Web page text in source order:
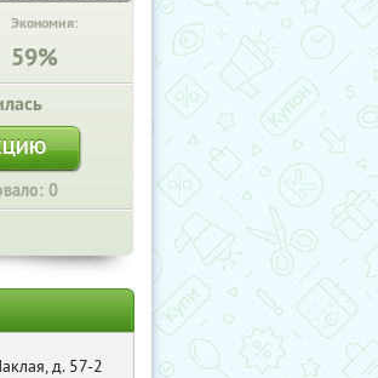
Экономия:
59%
0
д. 57-2